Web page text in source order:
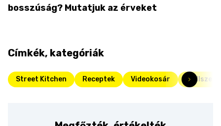
bosszúság? Mutatjuk az érveket
Címkék, kategóriák
Street Kitchen Receptek Videokosár